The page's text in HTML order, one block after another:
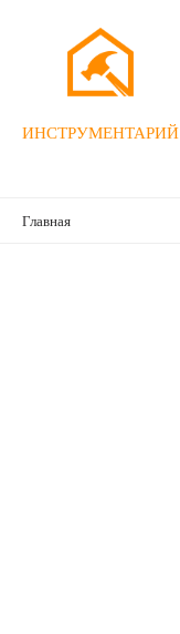
ИНСТРУМЕНТАРИЙ
Главная